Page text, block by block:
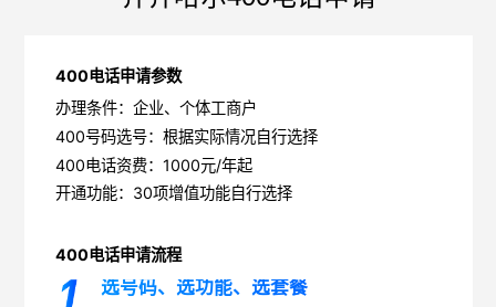
400电话申请参数
办理条件：企业、个体工商户
400号码选号：根据实际情况自行选择
400电话资费：1000元/年起
开通功能：30项增值功能自行选择
400电话申请流程
选号码、选功能、选套餐